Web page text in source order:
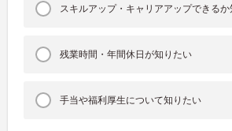
スキルアップ・キャリアアップできる
残業時間・年間休日が知りたい
手当や福利厚生について知りたい